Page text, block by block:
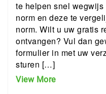
te helpen snel
norm en deze te
norm. Wilt u uw gratis
ontvangen? Vul dan
formulier in met uw
sturen […]
View More